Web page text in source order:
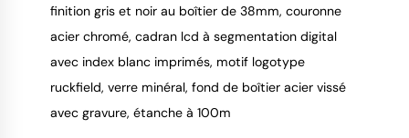
finition gris et noir au boîtier de 38mm, couronne
acier chromé, cadran lcd à segmentation digital
avec index blanc imprimés, motif logotype
ruckfield, verre minéral, fond de boîtier acier vissé
avec gravure, étanche à 100m